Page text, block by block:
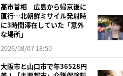
高市首相 広島から帰京後に
直行…北朝鮮ミサイル発射時
に3時間滞在していた「意外
な場所」
2026/08/07 18:50
大阪市と山口市で年36528円